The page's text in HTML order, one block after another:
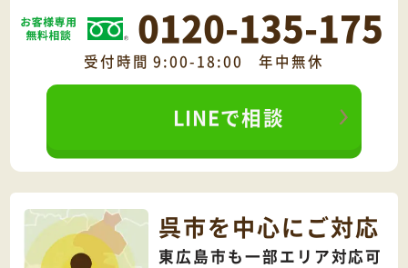
0120-135-175
受付時間 9:00-18:00 年中無休
LINEで相談
呉市を中心にご対応
東広島市も一部エリア対応可